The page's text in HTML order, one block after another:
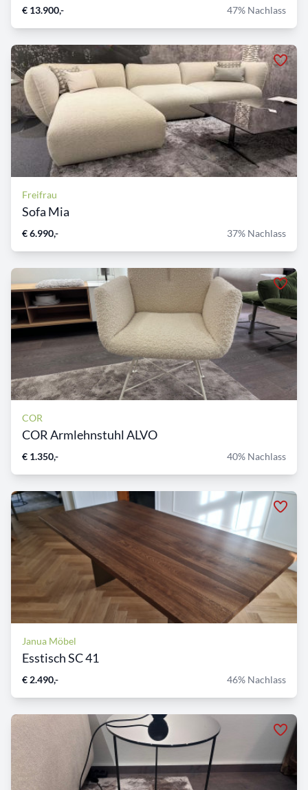
€ 13.900,- 47% Nachlass
Freifrau
Sofa Mia
€ 6.990,- 37% Nachlass
COR
COR Armlehnstuhl ALVO
€ 1.350,- 40% Nachlass
Janua Möbel
Esstisch SC 41
€ 2.490,- 46% Nachlass